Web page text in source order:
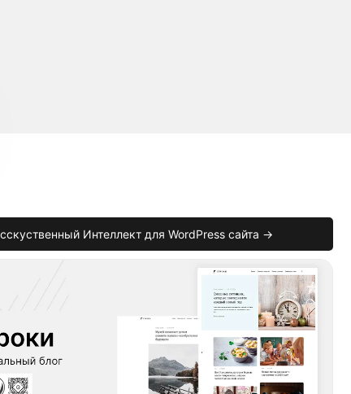
Интеллект для WordPress сайта →